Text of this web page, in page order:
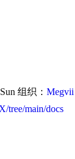
组织： Megvii
tree/main/docs